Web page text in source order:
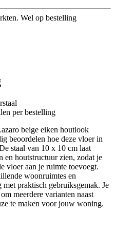
Wel op bestelling
per bestelling
beige eiken houtlook
beoordelen hoe deze vloer in
staal van 10 x 10 cm laat
houtstructuur zien, zodat je
vloer aan je ruimte toevoegt.
woonruimtes en
praktisch gebruiksgemak. Je
meerdere varianten naast
te maken voor jouw woning.